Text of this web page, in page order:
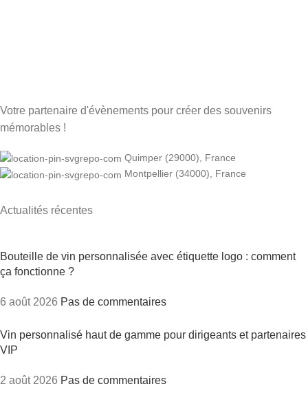
Votre partenaire d'évènements pour créer des souvenirs
mémorables !
Quimper (29000), France
Montpellier (34000), France
Actualités récentes
Bouteille de vin personnalisée avec étiquette logo : comment
ça fonctionne ?
6 août 2026 Pas de commentaires
Vin personnalisé haut de gamme pour dirigeants et partenaires
VIP
2 août 2026 Pas de commentaires